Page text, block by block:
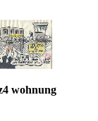
wohnung